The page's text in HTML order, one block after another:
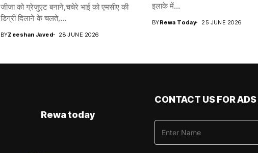
जीजा को ग्रेजुएट बनाने,चचेरे भाई को एमसीए की
डिग्री दिलाने के चलते,...
BYZeeshan Javed 28 JUNE 2026
इलाके में...
BYRewa Today 25 JUNE 2026
Rewa today
CONTACT US FOR ADS